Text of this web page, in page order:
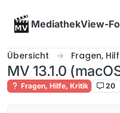
MediathekView-
Übersicht Fragen,
MV 13.1.0
Fragen, Hilfe, Kritik 20